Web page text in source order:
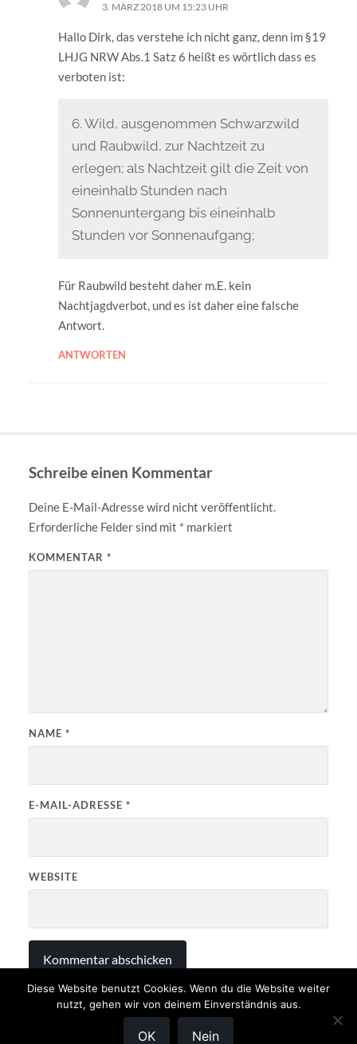
3. MÄRZ 2018 UM 15:23 UHR
Hallo Dirk, das verstehe ich nicht ganz, denn im §19
LHJG NRW Abs.1 Satz 6 heißt es wörtlich dass es
verboten ist:
6. Wild, ausgenommen Schwarzwild
und Raubwild, zur Nachtzeit zu
erlegen; als Nachtzeit gilt die Zeit von
eineinhalb Stunden nach
Sonnenuntergang bis eineinhalb
Stunden vor Sonnenaufgang;
Für Raubwild besteht daher m.E. kein
Nachtjagdverbot, und es ist daher eine falsche
Antwort.
ANTWORTEN
Schreibe einen Kommentar
Deine E-Mail-Adresse wird nicht veröffentlicht.
Erforderliche Felder sind mit * markiert
KOMMENTAR *
NAME *
E-MAIL-ADRESSE *
WEBSITE
JÄGERPRÜFUNG NRW —
Diese Website benutzt Cookies. Wenn du die Website weiter
nutzt, gehen wir von deinem Einverständnis aus.
OK Nein